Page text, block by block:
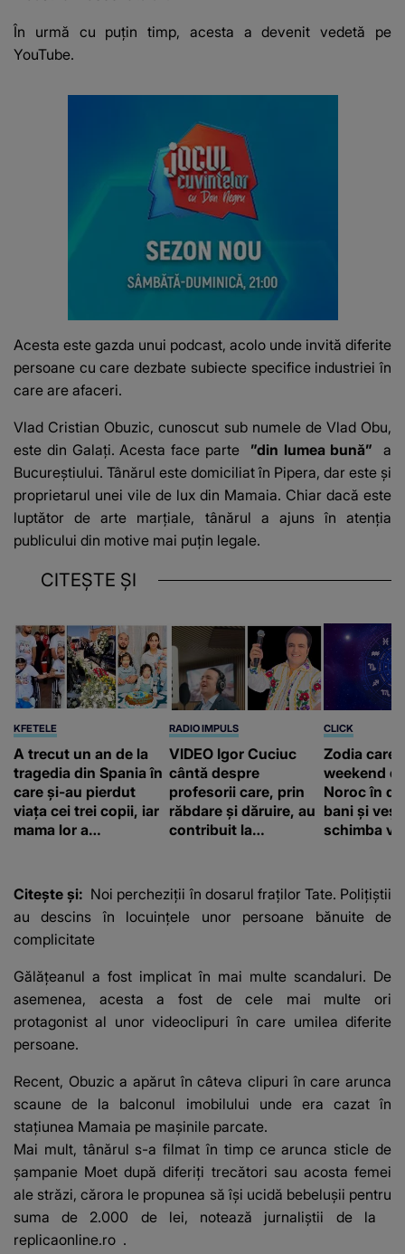
În urmă cu puțin timp, acesta a devenit vedetă pe
YouTube.
Acesta este gazda unui podcast, acolo unde invită diferite
persoane cu care dezbate subiecte specifice industriei în
care are afaceri.
Vlad Cristian Obuzic, cunoscut sub numele de Vlad Obu,
este din Galați. Acesta face parte ”din lumea bună”a
Bucureștiului. Tânărul este domiciliat în Pipera, dar este și
proprietarul unei vile de lux din Mamaia. Chiar dacă este
luptător de arte marțiale, tânărul a ajuns în atenția
publicului din motive mai puțin legale.
CITEȘTE ȘI
KFETELE
A trecut un an de la
tragedia din Spania în
care și-au pierdut
viața cei trei copii, iar
mama lor a…
RADIO IMPULS
VIDEO Igor Cuciuc
cântă despre
profesorii care, prin
răbdare și dăruire, au
contribuit la
ASTĂZI. Ce spune
despre dascălii care
lasă amprente
ELEVILOR, chiar și
după trecerea anilor:
"De fiecare dată
CLICK
Zodia care
weekend
Noroc în
bani și
schimba
Citește și: Noi percheziții în dosarul fraților Tate. Polițiștii
au descins în locuințele unor persoane bănuite de
complicitate
Gălățeanul a fost implicat în mai multe scandaluri. De
asemenea, acesta a fost de cele mai multe ori
protagonist al unor videoclipuri în care umilea diferite
persoane.
Recent, Obuzic a apărut în câteva clipuri în care arunca
scaune de la balconul imobilului unde era cazat în
stațiunea Mamaia pe mașinile parcate.
Mai mult, tânărul s-a filmat în timp ce arunca sticle de
șampanie Moet după diferiți trecători sau acosta femei
ale străzi, cărora le propunea să își ucidă bebelușii pentru
suma de 2.000 de lei, notează jurnaliștii de la
replicaonline.ro .